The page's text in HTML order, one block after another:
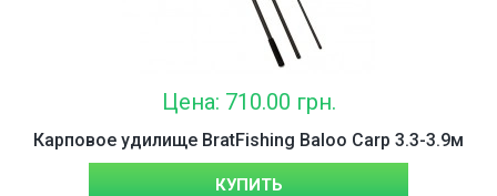
Цена: 710.00 грн.
Карповое удилище BratFishing Baloo Carp 3.3-3.9м
КУПИТЬ